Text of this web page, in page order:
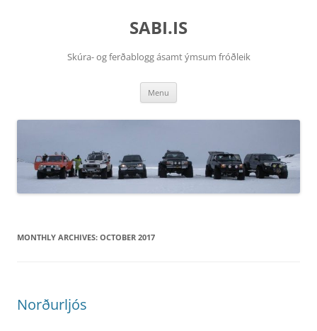
SABI.IS
Skúra- og ferðablogg ásamt ýmsum fróðleik
Menu
MONTHLY ARCHIVES: OCTOBER 2017
Norðurljós